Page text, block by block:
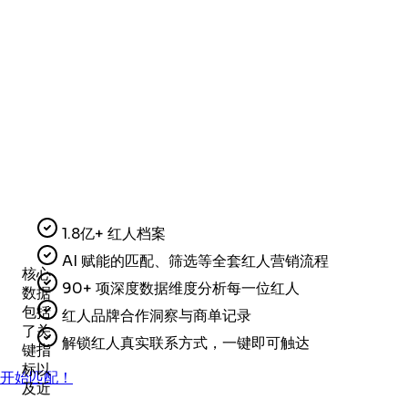
1.8亿+ 红人档案
AI 赋能的匹配、筛选等全套红人营销流程
90+ 项深度数据维度分析每一位红人
红人品牌合作洞察与商单记录
解锁红人真实联系方式，一键即可触达
开始匹配！
核心
数据
包括
了关
键指
标以
及近